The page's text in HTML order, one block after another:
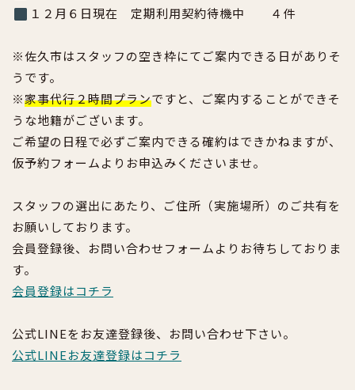
１２月６日現在 定期利用契約待機中 ４件
※佐久市はスタッフの空き枠にてご案内できる日がありそ
うです。
※家事代行２時間プランですと、ご案内することができそ
うな地籍がございます。
ご希望の日程で必ずご案内できる確約はできかねますが、
仮予約フォームよりお申込みくださいませ。
スタッフの選出にあたり、ご住所（実施場所）のご共有を
お願いしております。
会員登録後、お問い合わせフォームよりお待ちしておりま
す。
会員登録はコチラ
公式LINEをお友達登録後、お問い合わせ下さい。
公式LINEお友達登録はコチラ